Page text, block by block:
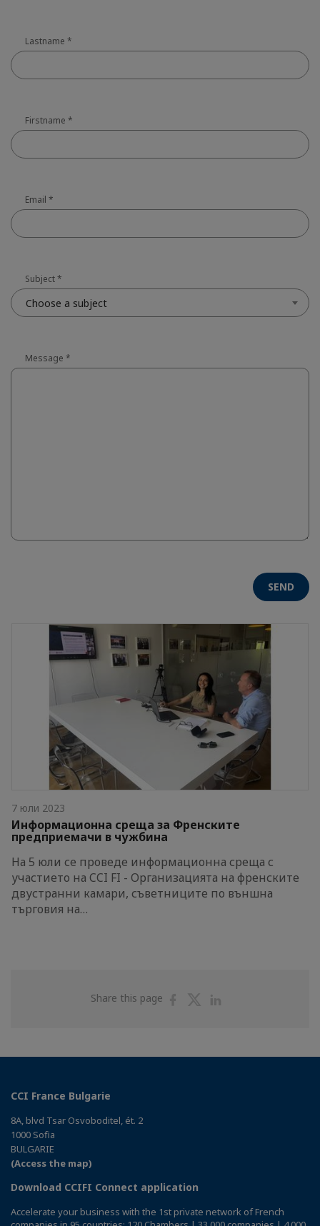
Lastname *
Firstname *
Email *
Subject*
Choose a subject
Message *
SEND
7 юли 2023
Информационна среща за Френските
предприемачи в чужбина
На 5 юли се проведе информационна среща с
участието на CCI FI - Организацията на френските
двустранни камари, съветниците по външна
търговия на…
Share this page
ShareShare
CCI France Bulgarie
8A, blvd Tsar Osvoboditel, ét. 2
1000 Sofia
BULGARIE
(Access the map)
Download CCIFI Connect application
Accelerate your business with the 1st private network of French